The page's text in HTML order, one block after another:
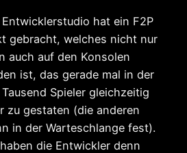
hat ein F2P
gebracht, welches nicht nur
auch auf den Konsolen
ist, das gerade mal in der
Spieler gleichzeitig
zu gestaten (die anderen
in der Warteschlange fest).
die Entwickler denn